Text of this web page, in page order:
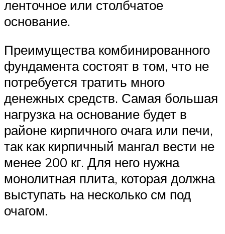
ленточное или столбчатое
основание.
Преимущества комбинированного
фундамента состоят в том, что не
потребуется тратить много
денежных средств. Самая большая
нагрузка на основание будет в
районе кирпичного очага или печи,
так как кирпичный мангал вести не
менее 200 кг. Для него нужна
монолитная плита, которая должна
выступать на несколько см под
очагом.